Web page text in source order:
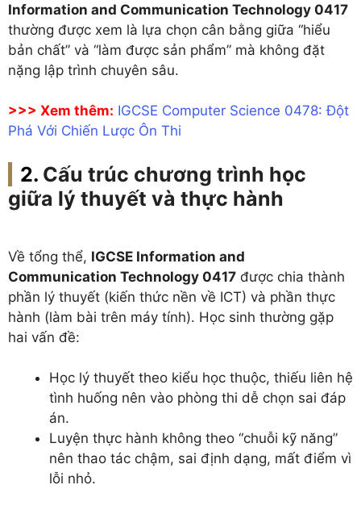
Information and Communication Technology 0417
thường được xem là lựa chọn cân bằng giữa “hiểu
bản chất” và “làm được sản phẩm” mà không đặt
nặng lập trình chuyên sâu.
>>> Xem thêm: IGCSE Computer Science 0478: Đột
Phá Với Chiến Lược Ôn Thi
Cấu trúc chương trình học
giữa lý thuyết và thực hành
Về tổng thể, IGCSE Information and
Communication Technology 0417 được chia thành
phần lý thuyết (kiến thức nền về ICT) và phần thực
hành (làm bài trên máy tính). Học sinh thường gặp
hai vấn đề:
Học lý thuyết theo kiểu học thuộc, thiếu liên hệ
tình huống nên vào phòng thi dễ chọn sai đáp
án.
Luyện thực hành không theo “chuỗi kỹ năng”
nên thao tác chậm, sai định dạng, mất điểm vì
lỗi nhỏ.